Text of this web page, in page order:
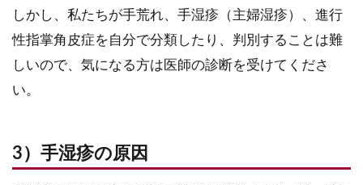
しかし、私たちが手荒れ、手湿疹（主婦湿疹）、進行
性指掌角皮症を自分で分類したり、判別することは難
しいので、気になる方は医師の診断を受けてくださ
い。
3）手湿疹の原因